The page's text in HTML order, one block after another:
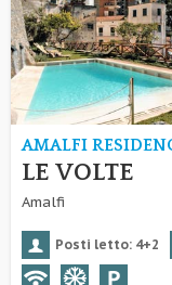
AMALFI
LE VOLTE
Amalfi
Posti letto: 4+2